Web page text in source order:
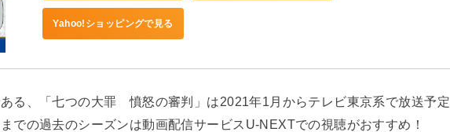
Yahoo!ショッピングで見る
る、「七つの大罪 憤怒の審判」は2021年1月からテレビ東京系で放送予定
での過去のシーズンは動画配信サービスU-NEXTでの視聴がおすすめ！